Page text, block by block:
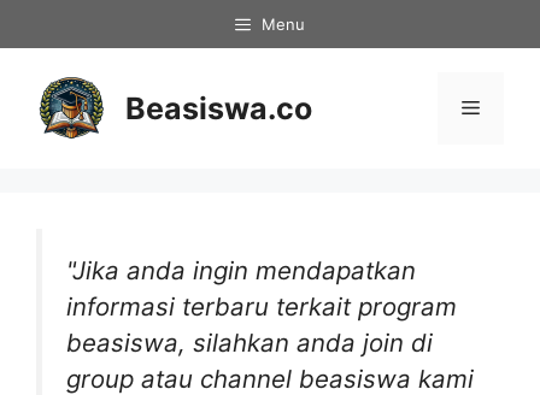
ke
Menu
Beasiswa.co Menu
"Jika anda ingin mendapatkan
informasi terbaru terkait program
beasiswa, silahkan anda join di
group atau channel beasiswa kami